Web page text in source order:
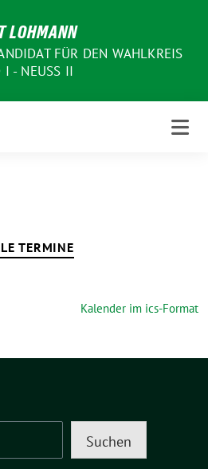
LOHMANN
FÜR DEN WAHLKREIS
I - NEUSS II
TERMINE
Kalender im ics-Format
Suchen